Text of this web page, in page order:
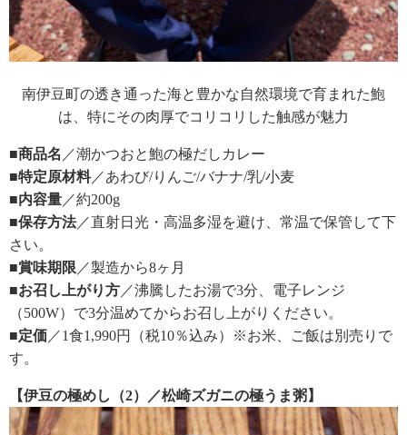
南伊豆町の透き通った海と豊かな自然環境で育まれた鮑
は、特にその肉厚でコリコリした触感が魅力
■商品名 ／潮かつおと鮑の極だしカレー
■特定原材料／あわび/りんご/バナナ/乳/小麦
■内容量 ／約200g
■保存方法／直射日光・高温多湿を避け、常温で保管して下
さい。
■賞味期限 ／製造から8ヶ月
■お召し上がり方 ／沸騰したお湯で3分、電子レンジ
（500W）で3分温めてからお召し上がりください。
■定価 ／1食1,990円（税10％込み）※お米、ご飯は別売りで
す。
【伊豆の極めし（2）／松崎ズガニの極うま粥】